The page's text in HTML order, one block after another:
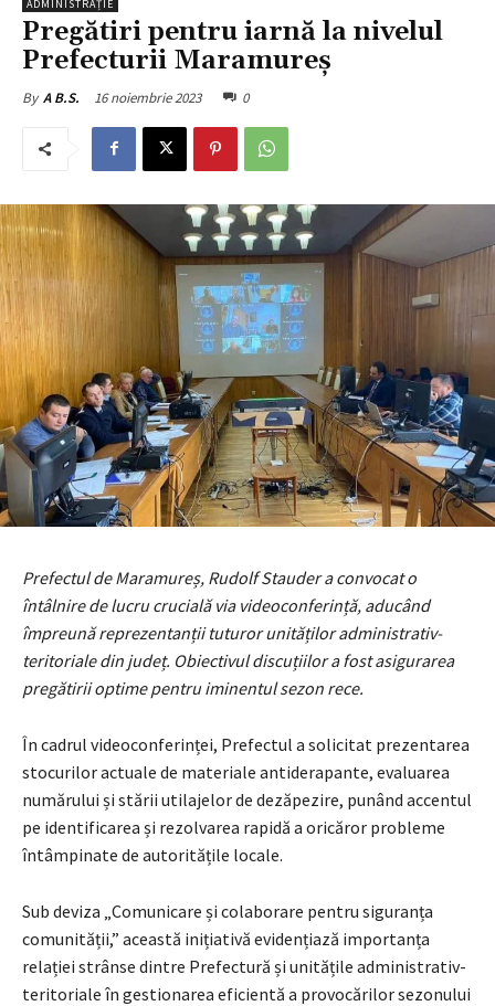
ADMINISTRAȚIE
Pregătiri pentru iarnă la nivelul
Prefecturii Maramureș
By A B.S. 16 noiembrie 2023 0
Prefectul de Maramureș, Rudolf Stauder a convocat o
întâlnire de lucru crucială via videoconferință, aducând
împreună reprezentanții tuturor unităților administrativ-
teritoriale din județ. Obiectivul discuțiilor a fost asigurarea
pregătirii optime pentru iminentul sezon rece.
În cadrul videoconferinței, Prefectul a solicitat prezentarea
stocurilor actuale de materiale antiderapante, evaluarea
numărului și stării utilajelor de dezăpezire, punând accentul
pe identificarea și rezolvarea rapidă a oricăror probleme
întâmpinate de autoritățile locale.
Sub deviza „Comunicare și colaborare pentru siguranța
comunității,” această inițiativă evidențiază importanța
relației strânse dintre Prefectură și unitățile administrativ-
teritoriale în gestionarea eficientă a provocărilor sezonului